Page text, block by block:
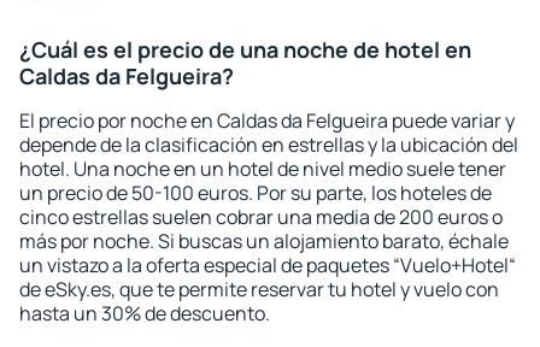
¿Cuál es el precio de una noche de hotel en
Caldas da Felgueira?
El precio por noche en Caldas da Felgueira puede variar y
depende de la clasificación en estrellas y la ubicación del
hotel. Una noche en un hotel de nivel medio suele tener
un precio de 50-100 euros. Por su parte, los hoteles de
cinco estrellas suelen cobrar una media de 200 euros o
más por noche. Si buscas un alojamiento barato, échale
un vistazo a la oferta especial de paquetes “Vuelo+Hotel“
de eSky.es, que te permite reservar tu hotel y vuelo con
hasta un 30% de descuento.